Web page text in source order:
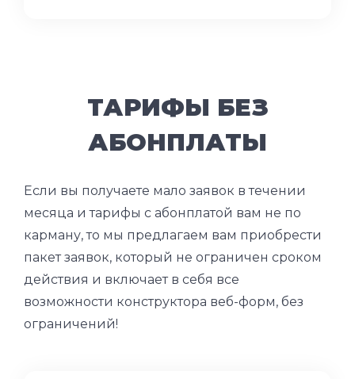
ТАРИФЫ БЕЗ
АБОНПЛАТЫ
Если вы получаете мало заявок в течении
месяца и тарифы с абонплатой вам не по
карману, то мы предлагаем вам приобрести
пакет заявок, который не ограничен сроком
действия и включает в себя все
возможности конструктора веб-форм, без
ограничений!